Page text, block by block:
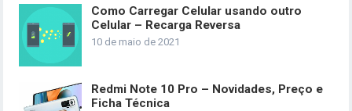
Como Carregar Celular usando outro
Celular – Recarga Reversa
10 de maio de 2021
Redmi Note 10 Pro – Novidades, Preço e
Ficha Técnica